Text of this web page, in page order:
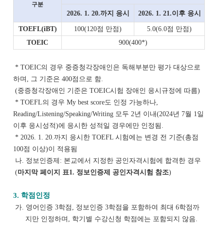
구분
2026. 1. 20.까지 응시 2026. 1. 21.이후 응시
TOEFL(iBT) 100(120점 만점)
5.0(6.0점 만점)
TOEIC
900(400*)
* TOEIC의 경우 중증청각장애인은 독해부분만 평가 대상으로
하며, 그 기준은 400점으로 함.
(중증청각장애인 기준은 TOEIC시험 장애인 응시규정에 따름)
* TOEFL의 경우 My best score도 인정 가능하나,
Reading/Listening/Speaking/Writing 모두 2년 이내(2024년 7월 1일
이후 응시성적)에 응시한 성적일 경우에만 인정됨.
* 2026. 1. 20.까지 응시한 TOEFL 시험에는 변경 전 기준(총점
100점 이상)이 적용됨
나. 정보인증제: 본교에서 지정한 공인자격시험에 합격한 경우
(마지막 페이지 표1. 정보인증제 공인자격시험 참조)
3. 학점인정
가. 영어인증 3학점, 정보인증 3학점을 포함하여 최대 6학점까
지만 인정하며, 학기별 수강신청 학점에는 포함되지 않음.